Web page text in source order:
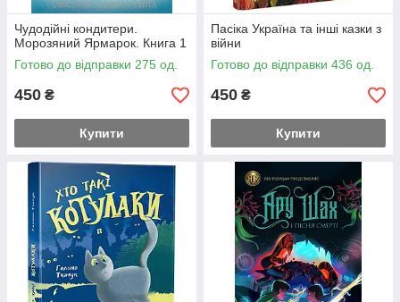
Чудодійні кондитери.
Морозяний Ярмарок. Книга 1
Готово до відправки 275 од.
450 ₴
Купити
Пасіка Україна та інші казки з
війни
Готово до відправки 436 од.
450 ₴
Купити